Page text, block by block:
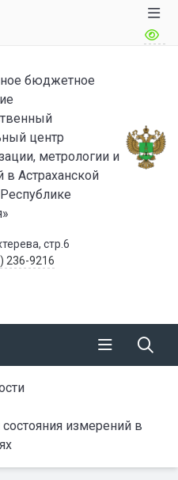
бюджетное
центр
метрологии и
в Астраханской
стр.6
236-9216
измерений в